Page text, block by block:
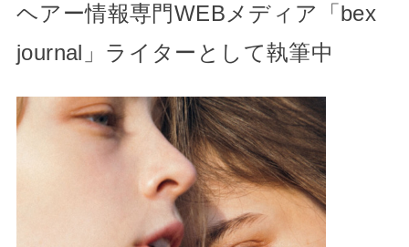
ヘアー情報専門WEBメディア「bex
journal」ライターとして執筆中